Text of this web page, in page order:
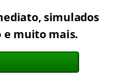
simulados
e muito mais.